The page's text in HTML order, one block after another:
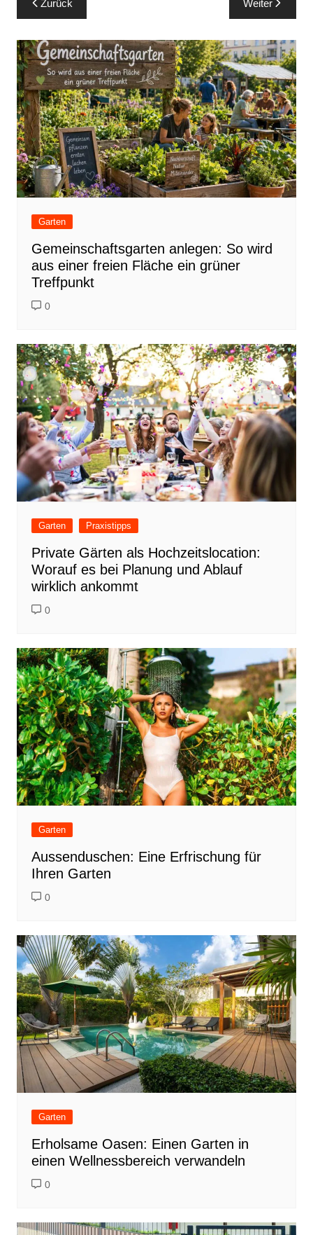
Zurück Weiter
Garten
Gemeinschaftsgarten anlegen: So wird
aus einer freien Fläche ein grüner
Treffpunkt
0
Garten Praxistipps
Private Gärten als Hochzeitslocation:
Worauf es bei Planung und Ablauf
wirklich ankommt
0
Garten
Aussenduschen: Eine Erfrischung für
Ihren Garten
0
Garten
Erholsame Oasen: Einen Garten in
einen Wellnessbereich verwandeln
0